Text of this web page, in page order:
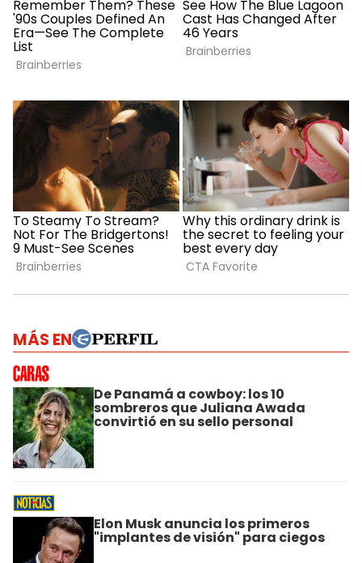
MÁS EN
De Panamá a cowboy: los 10
sombreros que Juliana Awada
convirtió en su sello personal
Elon Musk anuncia los primeros
"implantes de visión" para ciegos